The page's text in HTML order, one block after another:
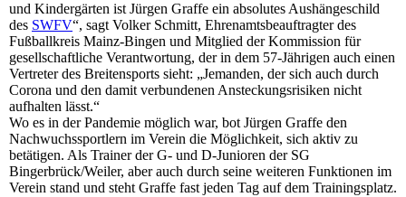
und Kindergärten ist Jürgen Graffe ein absolutes Aushängeschild
des SWFV“, sagt Volker Schmitt, Ehrenamtsbeauftragter des
Fußballkreis Mainz-Bingen und Mitglied der Kommission für
gesellschaftliche Verantwortung, der in dem 57-Jährigen auch einen
Vertreter des Breitensports sieht: „Jemanden, der sich auch durch
Corona und den damit verbundenen Ansteckungsrisiken nicht
aufhalten lässt.“
Wo es in der Pandemie möglich war, bot Jürgen Graffe den
Nachwuchssportlern im Verein die Möglichkeit, sich aktiv zu
betätigen. Als Trainer der G- und D-Junioren der SG
Bingerbrück/Weiler, aber auch durch seine weiteren Funktionen im
Verein stand und steht Graffe fast jeden Tag auf dem Trainingsplatz.